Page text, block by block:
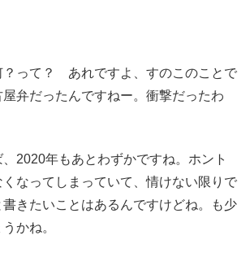
？って？ あれですよ、すのこのことで
弁だったんですねー。衝撃だったわ
2020年もあとわずかですね。ホント
なってしまっていて、情けない限りで
きたいことはあるんですけどね。も少
かね。